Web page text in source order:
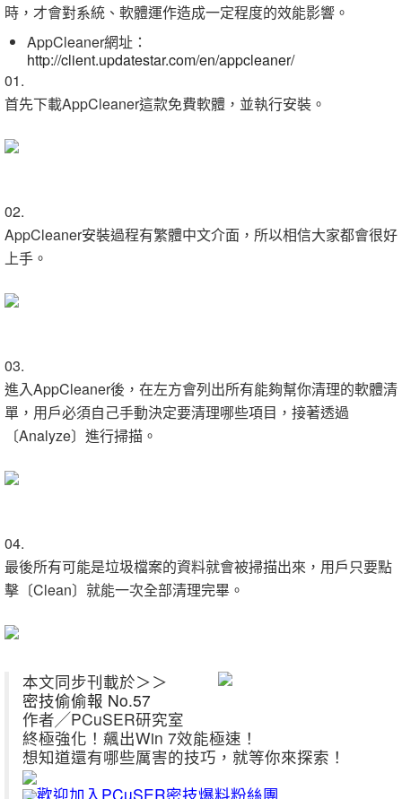
時，才會對系統、軟體運作造成一定程度的效能影響。
AppCleaner網址：
http://client.updatestar.com/en/appcleaner/
01.
首先下載AppCleaner這款免費軟體，並執行安裝。
02.
AppCleaner安裝過程有繁體中文介面，所以相信大家都會很好
上手。
03.
進入AppCleaner後，在左方會列出所有能夠幫你清理的軟體清
單，用戶必須自己手動決定要清理哪些項目，接著透過
〔Analyze〕進行掃描。
04.
最後所有可能是垃圾檔案的資料就會被掃描出來，用戶只要點
擊〔Clean〕就能一次全部清理完畢。
本文同步刊載於＞＞
密技偷偷報 No.57
作者╱PCuSER研究室
終極強化！飆出Win 7效能極速！
想知道還有哪些厲害的技巧，就等你來探索！
歡迎加入PCuSER密技爆料粉絲團